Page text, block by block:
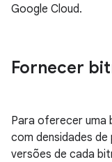
Google Cloud.
Fornecer
Para oferecer uma
com densidades
versões de cada